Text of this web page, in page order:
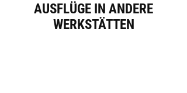
AUSFLÜGE IN ANDERE
WERKSTÄTTEN